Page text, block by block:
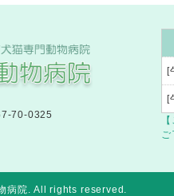
70-0325
[
[
ご
病院. All rights reserved.